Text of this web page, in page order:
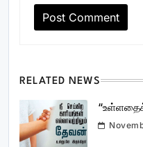
RELATED NEWS